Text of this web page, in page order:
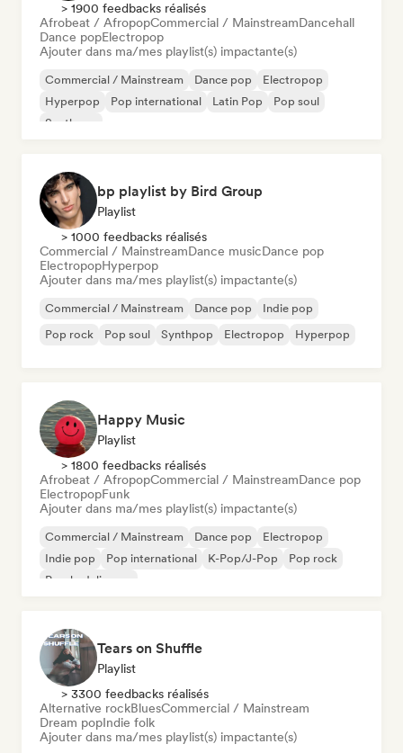
> 1900 feedbacks réalisés
Afrobeat / AfropopCommercial / MainstreamDancehall
Dance popElectropop
Ajouter dans ma/mes playlist(s) impactante(s)
Commercial / Mainstream Dance pop
Electropop
Hyperpop
Pop international Latin Pop
Pop soul
Synthpop
bp playlist by Bird Group
Playlist
> 1000 feedbacks réalisés
Commercial / MainstreamDance musicDance pop
ElectropopHyperpop
Ajouter dans ma/mes playlist(s) impactante(s)
Commercial / Mainstream Dance pop
Indie pop
Pop rock
Pop soul Synthpop Electropop Hyperpop
Happy Music
Playlist
> 1800 feedbacks réalisés
Afrobeat / AfropopCommercial / MainstreamDance pop
ElectropopFunk
Ajouter dans ma/mes playlist(s) impactante(s)
Commercial / Mainstream Dance pop
Electropop
Indie pop
Pop international K-Pop/J-Pop
Pop rock
Psychedelic pop
Tears on Shuffle
Playlist
> 3300 feedbacks réalisés
Alternative rockBluesCommercial / Mainstream
Dream popIndie folk
Ajouter dans ma/mes playlist(s) impactante(s)